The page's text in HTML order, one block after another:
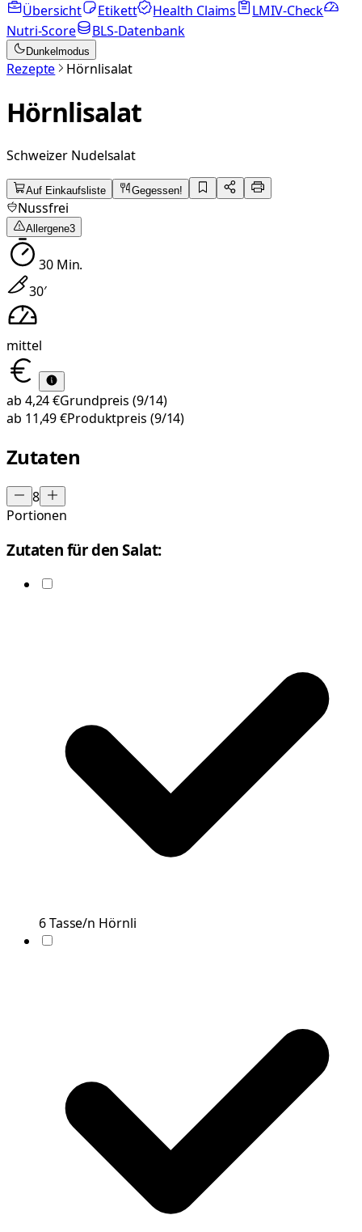
Übersicht
Etikett Health Claims
LMIV-Check
Nutri-Score
BLS-Datenbank
Dunkelmodus
Rezepte Hörnlisalat
Hörnlisalat
Schweizer Nudelsalat
Auf Einkaufsliste Gegessen!
Nussfrei
Allergene3
30Min.
30′
mittel
ab 4,24 €Grundpreis (9/14)
ab 11,49 €Produktpreis (9/14)
Zutaten
8
Portionen
Zutaten für den Salat:
6Tasse/n Hörnli